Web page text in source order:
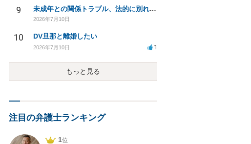
9 未成年との関係トラブル、法的に別れる方法を相談したい
2026年7月10日
10 DV旦那と離婚したい
2026年7月10日 1
もっと見る
注目の弁護士ランキング
1位